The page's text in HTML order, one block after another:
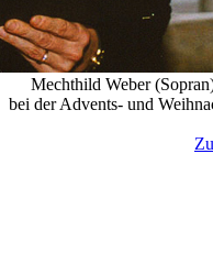
Mechthild Weber
bei der Advents- und